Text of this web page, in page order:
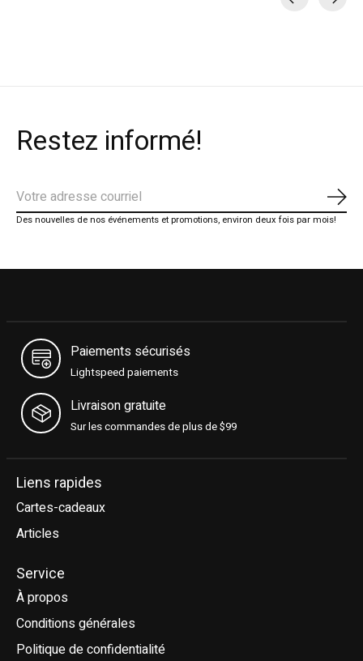
Restez informé!
Des nouvelles de nos événements et promotions, environ deux fois par mois!
Paiements sécurisés
Lightspeed paiements
Livraison gratuite
Sur les commandes de plus de $99
Liens rapides
Cartes-cadeaux
Articles
Service
À propos
Conditions générales
Politique de confidentialité